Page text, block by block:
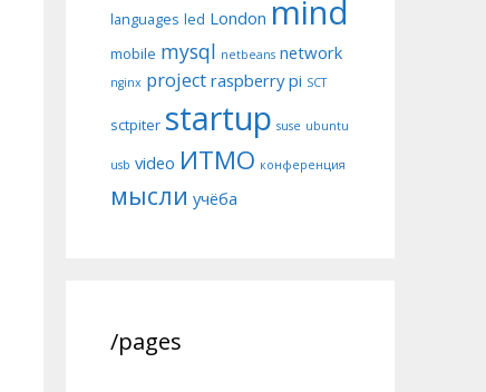
languages led London mind
mobile mysql netbeans network
nginx project raspberry pi SCT
sctpiter startup suse ubuntu
usb video ИТМО конференция
мысли учёба
/pages